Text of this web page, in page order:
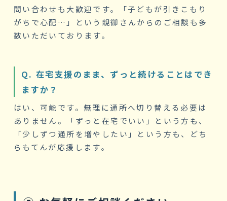
問い合わせも大歓迎です。「子どもが引きこもり
がちで心配…」という親御さんからのご相談も多
数いただいております。
Q. 在宅支援のまま、ずっと続けることはでき
ますか？
はい、可能です。無理に通所へ切り替える必要は
ありません。「ずっと在宅でいい」という方も、
「少しずつ通所を増やしたい」という方も、どち
らもてんが応援します。